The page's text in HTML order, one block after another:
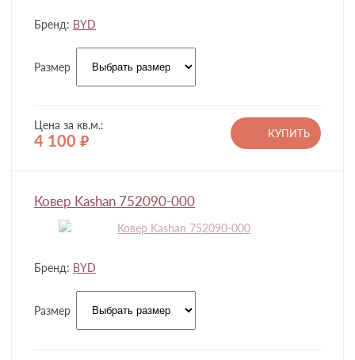
Бренд: BYD
Размер
Цена за кв.м.:
4 100 руб.
КУПИТЬ
Ковер Kashan 752090-000
Бренд: BYD
Размер